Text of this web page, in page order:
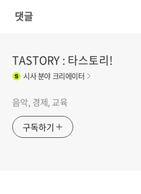
댓글
TASTORY : 타스토리!
시사분야 크리에이터
음악, 경제, 교육
구독하기